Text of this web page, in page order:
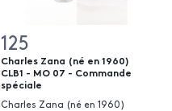
125
Charles Zana (né en 1960)
CLB1 - MO 07 - Commande
spéciale
Charles Zana (né en 1960)